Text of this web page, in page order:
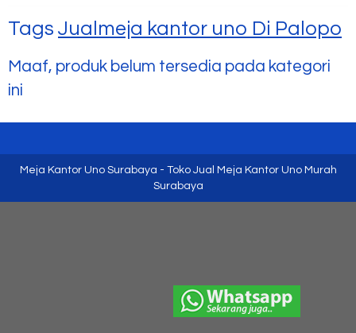
Tags Jualmeja kantor uno Di Palopo
Maaf, produk belum tersedia pada kategori
ini
Meja Kantor Uno Surabaya - Toko Jual Meja Kantor Uno Murah
Surabaya